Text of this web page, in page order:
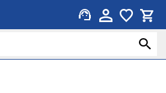
support_agent